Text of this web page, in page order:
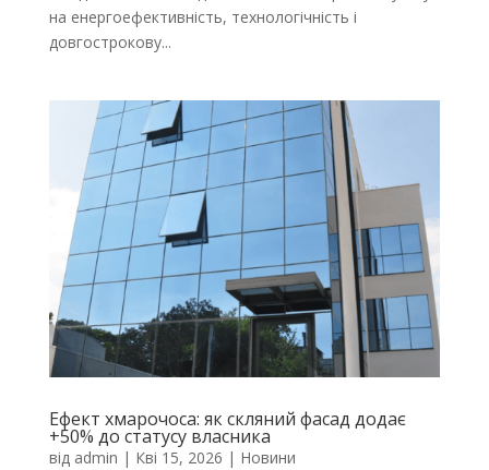
на енергоефективність, технологічність і
довгострокову...
Ефект хмарочоса: як скляний фасад додає
+50% до статусу власника
від admin | Кві 15, 2026 | Новини